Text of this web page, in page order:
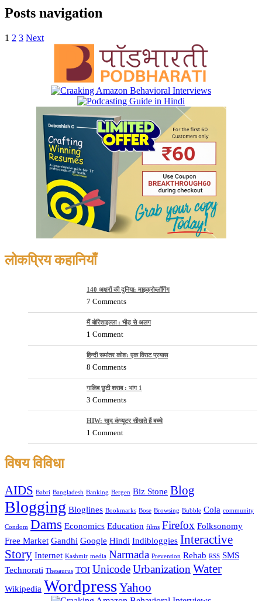
Posts navigation
1 2 3 Next
लोकप्रिय कहानियाँ
140 अक्षरों की दुनिया: माइक्रोब्लॉगिंग
7 Comments
मैं बोरिशाइल्ला : भीड़ से अलग
1 Comment
हिन्दी समांतर कोश: एक विराट प्रयास
8 Comments
गालिब छुटी शराब : भाग 1
3 Comments
HIW: खुद कंप्यूटर सीखते हैं बच्चे
1 Comment
विषय विविधा
AIDS Babri Bangladesh Banking Bergen Biz Stone Blog
Blogging Bloglines Bookmarks Bose Browsing Bubble Cola community
Condom Dams Economics Education films Firefox Folksonomy
Free Market Gandhi Google Hindi Indibloggies Interactive
Story Internet Kashmir media Narmada Prevention Rehab RSS SMS
Technorati Thesaurus TOI UnicodeUrbanization Water
Wikipedia WordpressYahoo